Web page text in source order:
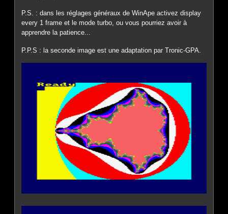
P.S. : dans les réglages généraux de WinApe activez display
every 1 frame et le mode turbo, ou vous pourriez avoir à
apprendre la patience...
P.P.S : la seconde image est une adaptation par Tronic-GPA.